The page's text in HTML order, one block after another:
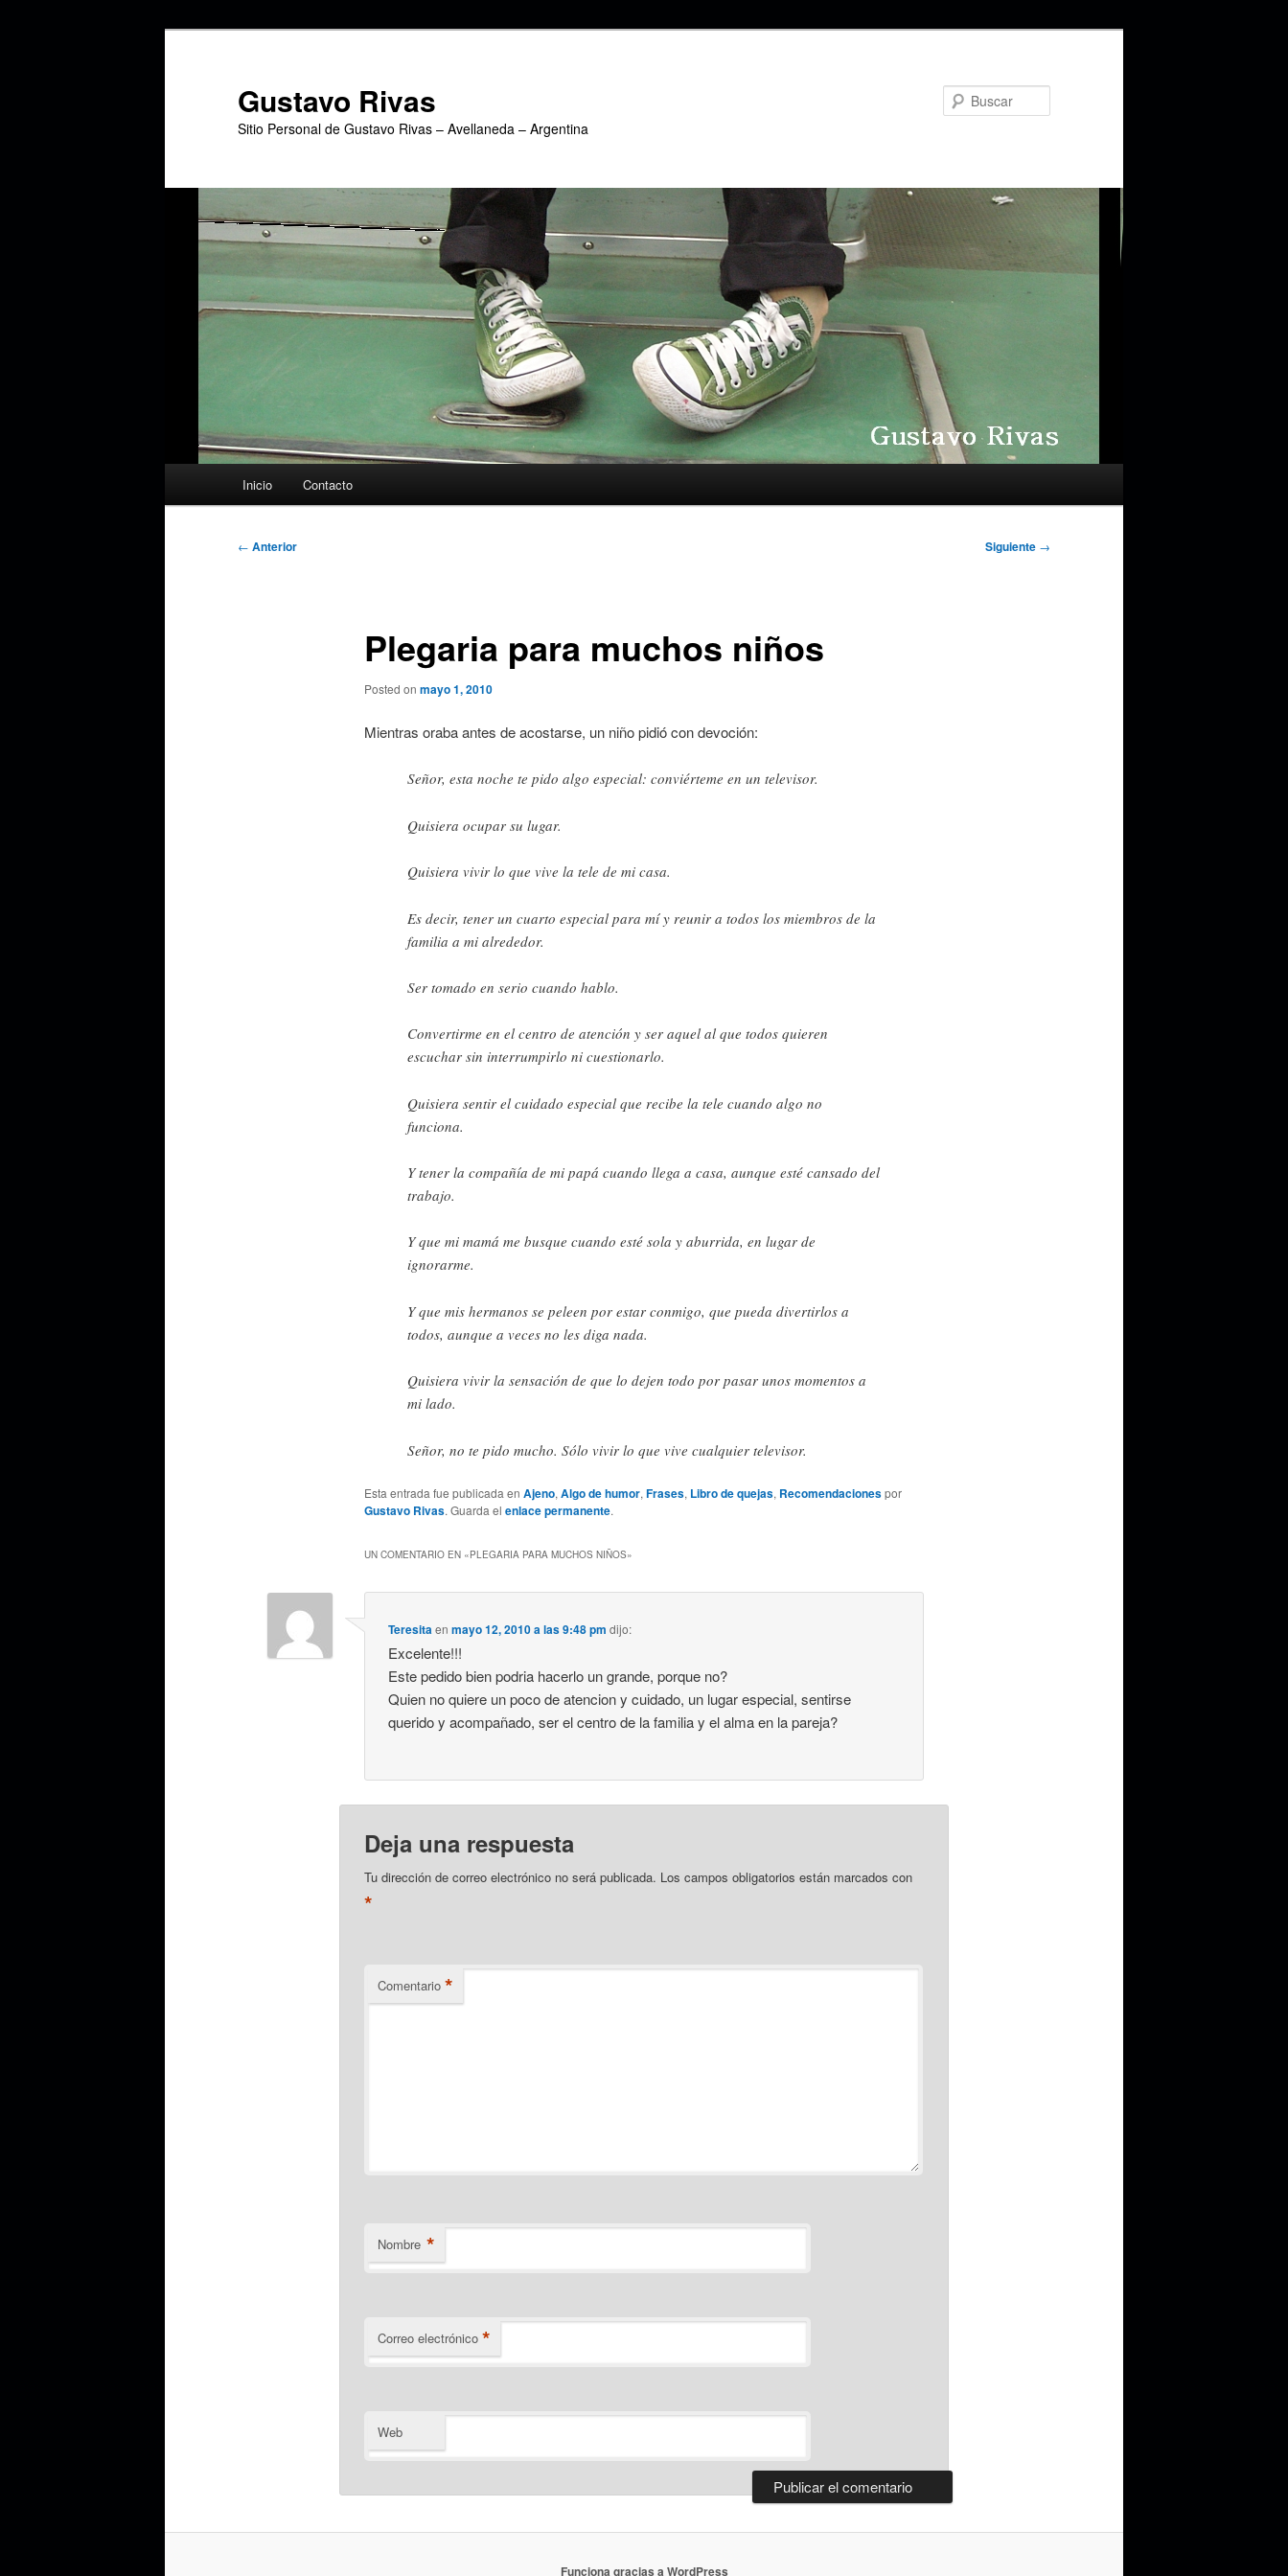
Gustavo Rivas
Sitio Personal de Gustavo Rivas – Avellaneda – Argentina
Inicio Contacto
Navegación
← Anterior Siguiente →
Plegaria para muchos niños
Posted on mayo 1, 2010
Mientras oraba antes de acostarse, un niño pidió con devoción:
Señor, esta noche te pido algo especial: conviérteme en un televisor.
Quisiera ocupar su lugar.
Quisiera vivir lo que vive la tele de mi casa.
Es decir, tener un cuarto especial para mí y reunir a todos los miembros de la
familia a mi alrededor.
Ser tomado en serio cuando hablo.
Convertirme en el centro de atención y ser aquel al que todos quieren
escuchar sin interrumpirlo ni cuestionarlo.
Quisiera sentir el cuidado especial que recibe la tele cuando algo no
funciona.
Y tener la compañía de mi papá cuando llega a casa, aunque esté cansado del
trabajo.
Y que mi mamá me busque cuando esté sola y aburrida, en lugar de
ignorarme.
Y que mis hermanos se peleen por estar conmigo, que pueda divertirlos a
todos, aunque a veces no les diga nada.
Quisiera vivir la sensación de que lo dejen todo por pasar unos momentos a
mi lado.
Señor, no te pido mucho. Sólo vivir lo que vive cualquier televisor.
Esta entrada fue publicada en Ajeno, Algo de humor, Frases, Libro de quejas, Recomendacionespor
Gustavo Rivas. Guarda el enlace permanente.
UN COMENTARIO EN «PLEGARIA PARA MUCHOS NIÑOS»
Teresitaenmayo 12, 2010 a las 9:48 pm dijo:
Excelente!!!
Este pedido bien podria hacerlo un grande, porque no?
Quien no quiere un poco de atencion y cuidado, un lugar especial, sentirse
querido y acompañado, ser el centro de la familia y el alma en la pareja?
Deja una respuesta
Tu dirección de correo electrónico no será publicada. Los campos obligatorios están marcados con
*
Comentario *
Nombre *
Correo electrónico *
Web
Funciona gracias a WordPress